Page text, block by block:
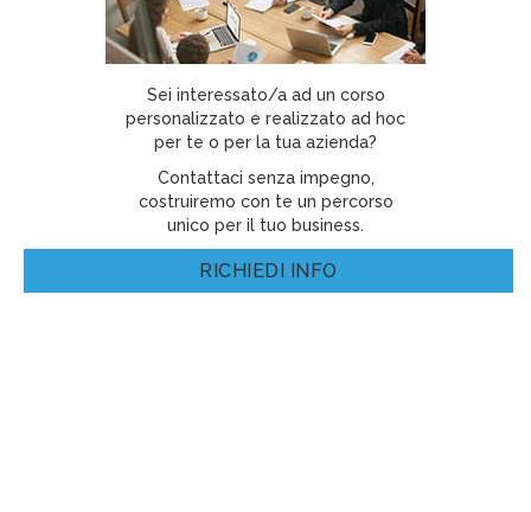
Sei interessato/a ad un corso
personalizzato e realizzato ad hoc
per te o per la tua azienda?
Contattaci senza impegno,
costruiremo con te un percorso
unico per il tuo business.
RICHIEDI INFO